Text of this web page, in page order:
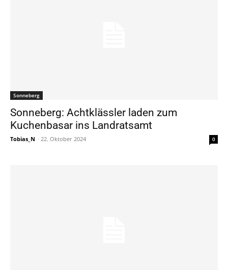
Sonneberg
Sonneberg: Achtklässler laden zum
Kuchenbasar ins Landratsamt
Tobias_N - 22. Oktober 2024 0